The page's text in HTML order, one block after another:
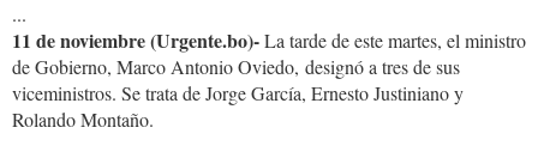
...
11 de noviembre (Urgente.bo)-La tarde de este martes, el ministro
de Gobierno, Marco Antonio Oviedo, designó a tres de sus
viceministros. Se trata de Jorge García, Ernesto Justiniano y
Rolando Montaño.